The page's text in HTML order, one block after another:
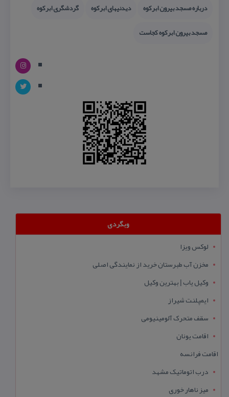
درباره مسجد بیرون ابركوه
دیدنیهای ابركوه
گردشگری ابركوه
مسجد بیرون ابركوه كجاست
وبگردی
لوکس ویزا
مخزن آب طبرستان خرید از نمایندگی اصلی
وکیل یاب | بهترین وکیل
ایمپلنت شیراز
سقف متحرک آلومینیومی
اقامت یونان
اقامت فرانسه
درب اتوماتیک مشهد
میز ناهار خوری